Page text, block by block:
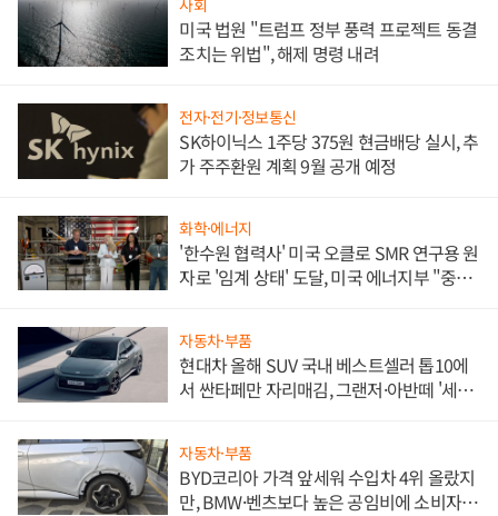
사회
미국 법원 "트럼프 정부 풍력 프로젝트 동결
조치는 위법", 해제 명령 내려
전자·전기·정보통신
SK하이닉스 1주당 375원 현금배당 실시, 추
가 주주환원 계획 9월 공개 예정
화학·에너지
'한수원 협력사' 미국 오클로 SMR 연구용 원
자로 '임계 상태' 도달, 미국 에너지부 "중요
자동차·부품
현대차 올해 SUV 국내 베스트셀러 톱10에
서 싼타페만 자리매김, 그랜저·아반떼 '세단
자동차·부품
BYD코리아 가격 앞세워 수입차 4위 올랐지
만, BMW·벤츠보다 높은 공임비에 소비자